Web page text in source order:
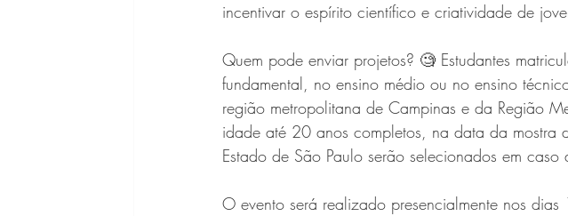
incentivar o espírito científico e criatividade de
Quem pode enviar projetos? 🧐 Estudantes
fundamental, no ensino médio ou no ensino
região metropolitana de Campinas e da Região
idade até 20 anos completos, na data da mostra
Estado de São Paulo serão selecionados em caso
O evento será realizado presencialmente nos